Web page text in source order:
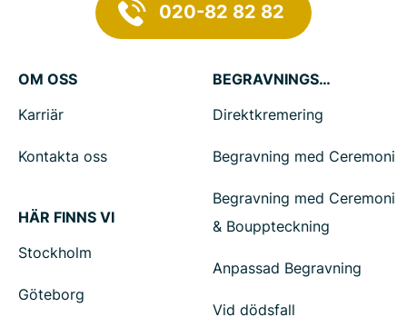
020-82 82 82
OM OSS
Karriär
Kontakta oss
HÄR FINNS VI
Stockholm
Göteborg
BEGRAVNINGSTJÄNSTER
Direktkremering
Begravning med Ceremoni
Begravning med Ceremoni
& Bouppteckning
Anpassad Begravning
Vid dödsfall